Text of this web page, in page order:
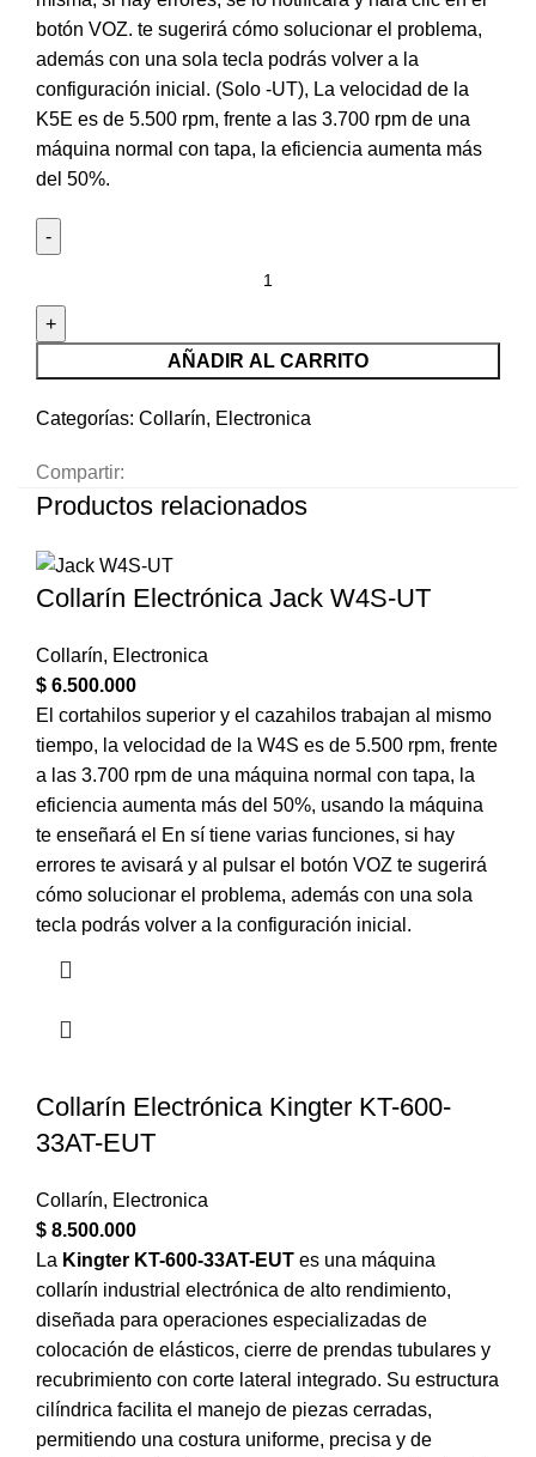
botón VOZ. te sugerirá cómo solucionar el problema,
además con una sola tecla podrás volver a la
configuración inicial. (Solo -UT), La velocidad de la
K5E es de 5.500 rpm, frente a las 3.700 rpm de una
máquina normal con tapa, la eficiencia aumenta más
del 50%.
AÑADIR AL CARRITO
Categorías: Collarín, Electronica
Compartir:
Productos relacionados
Collarín Electrónica Jack W4S-UT
Collarín, Electronica
$ 6.500.000
El cortahilos superior y el cazahilos trabajan al mismo
tiempo, la velocidad de la W4S es de 5.500 rpm, frente
a las 3.700 rpm de una máquina normal con tapa, la
eficiencia aumenta más del 50%, usando la máquina
te enseñará el En sí tiene varias funciones, si hay
errores te avisará y al pulsar el botón VOZ te sugerirá
cómo solucionar el problema, además con una sola
tecla podrás volver a la configuración inicial.
Collarín Electrónica Kingter KT-600-
33AT-EUT
Collarín, Electronica
$ 8.500.000
La Kingter KT-600-33AT-EUT es una máquina
collarín industrial electrónica de alto rendimiento,
diseñada para operaciones especializadas de
colocación de elásticos, cierre de prendas tubulares y
recubrimiento con corte lateral integrado. Su estructura
cilíndrica facilita el manejo de piezas cerradas,
permitiendo una costura uniforme, precisa y de